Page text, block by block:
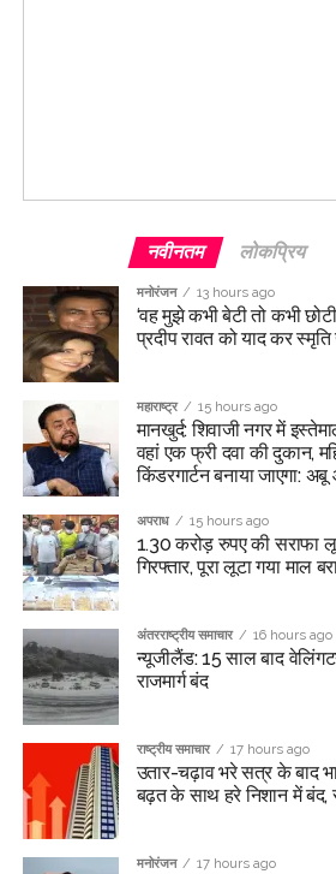
नवीनतम लोकप्रिय
मनोरंजन 13 hours ago
‘वह मुझे कभी बेटी तो कभी
प्रदीप रावत को याद कर
महाराष्ट्र 15 hours ago
मानखुर्द: शिवाजी नगर में
वहां एक फ्री दवा की दुकान,
किंडरगार्टन बनाया जाएगा:
अपराध 15 hours ago
1.30 करोड़ रुपए की सराफा
गिरफ्तार, पूरा लूटा गया माल
अंतरराष्ट्रीय समाचार 16 hours ago
न्यूजीलैंड: 15 साल बाद
राजमार्ग बंद
राष्ट्रीय समाचार 17 hours ago
उतार-चढ़ाव भरे सत्र के बाद
बढ़त के साथ हरे निशान में
मनोरंजन 17 hours ago